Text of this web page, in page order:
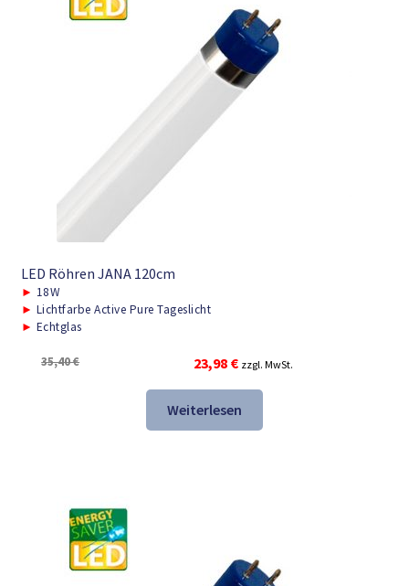
LED Röhren JANA 120cm
► 18W
► Lichtfarbe Active Pure Tageslicht
► Echtglas
35,40€
Ursprünglicher
Preis
war:
35,40 €
23,98 €Aktueller
Preis
ist:
23,98 €.
zzgl. MwSt.
Weiterlesen